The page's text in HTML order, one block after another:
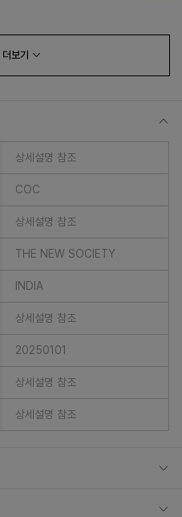
더보기
상세설명 참조
COC
상세설명 참조
THE NEW SOCIETY
INDIA
상세설명 참조
20250101
상세설명 참조
상세설명 참조